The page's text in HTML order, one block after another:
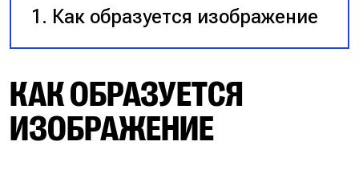
Как образуется изображение
КАК ОБРАЗУЕТСЯ
ИЗОБРАЖЕНИЕ